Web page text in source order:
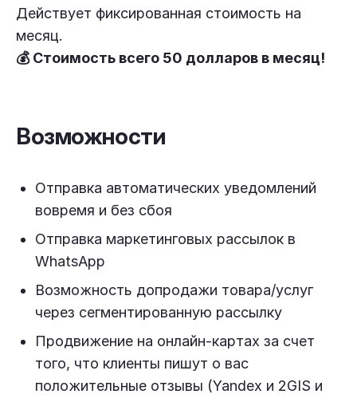
Действует фиксированная стоимость на
месяц.
💰 Стоимость всего 50 долларов в месяц!
Возможности
Отправка автоматических уведомлений
вовремя и без сбоя
Отправка маркетинговых рассылок в
WhatsApp
Возможность допродажи товара/услуг
через сегментированную рассылку
Продвижение на онлайн-картах за счет
того, что клиенты пишут о вас
положительные отзывы (Yandex и 2GIS и